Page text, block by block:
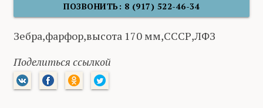
ПОЗВОНИТЬ: 8 (917) 522-46-34
Зебра,фарфор,высота 170 мм,СССР,ЛФЗ
Поделиться ссылкой